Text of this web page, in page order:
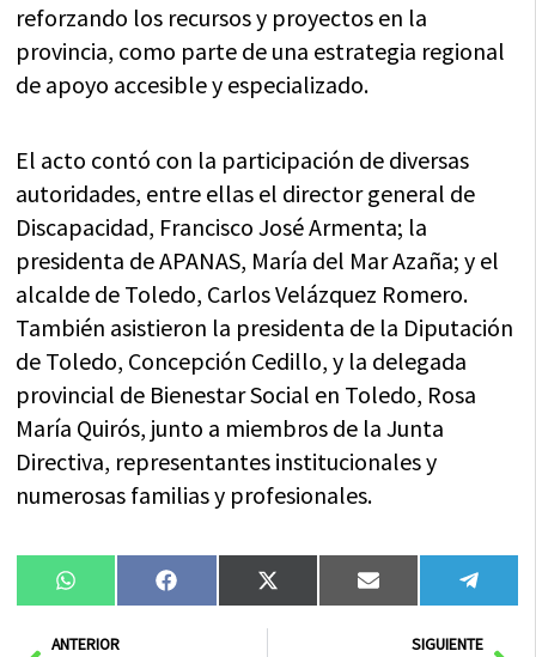
reforzando los recursos y proyectos en la
provincia, como parte de una estrategia regional
de apoyo accesible y especializado.
El acto contó con la participación de diversas
autoridades, entre ellas el director general de
Discapacidad, Francisco José Armenta; la
presidenta de APANAS, María del Mar Azaña; y el
alcalde de Toledo, Carlos Velázquez Romero.
También asistieron la presidenta de la Diputación
de Toledo, Concepción Cedillo, y la delegada
provincial de Bienestar Social en Toledo, Rosa
María Quirós, junto a miembros de la Junta
Directiva, representantes institucionales y
numerosas familias y profesionales.
Compartir
en
WhatsAppCompartir
en
FacebookCompartir
en
X
(Twitter)
Compartir
en
Email
en
AntANTERIOR SIGUIENTE